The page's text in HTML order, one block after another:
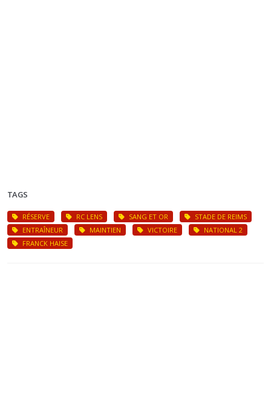
TAGS
RÉSERVE RC LENS SANG ET OR
STADE DE REIMS
ENTRAÎNEUR
MAINTIEN VICTOIRE
NATIONAL 2
FRANCK HAISE